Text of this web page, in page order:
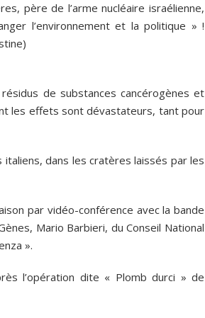
père de l’arme nucléaire israélienne,
l’environnement et la politique » !
de substances cancérogènes et
les effets sont dévastateurs, tant pour
dans les cratères laissés par les
par vidéo-conférence avec la bande
Mario Barbieri, du Conseil National
».
l’opération dite « Plomb durci » de